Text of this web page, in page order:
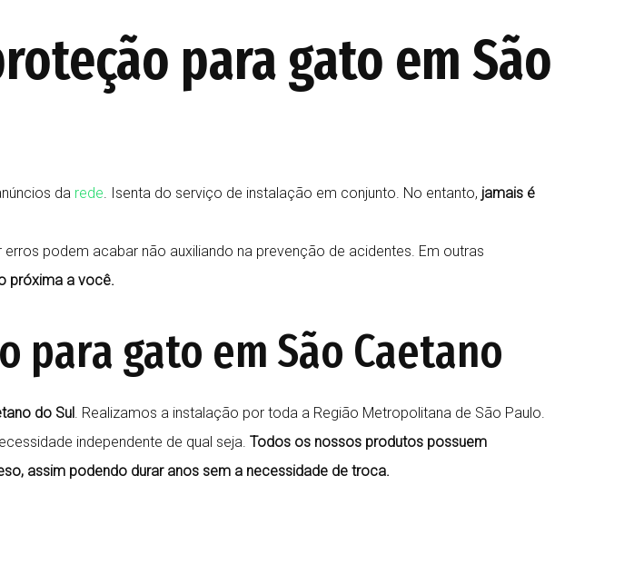
para gato em São
da rede . Isenta do serviço de instalação em conjunto. No entanto, jamais é
erros podem acabar não auxiliando na prevenção de acidentes. Em outras
próxima a você.
para gato em São Caetano
do Sul . Realizamos a instalação por toda a Região Metropolitana de São Paulo.
independente de qual seja. Todos os nossos produtos possuem
assim podendo durar anos sem a necessidade de troca.